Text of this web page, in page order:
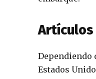
Dependiendo
Estados